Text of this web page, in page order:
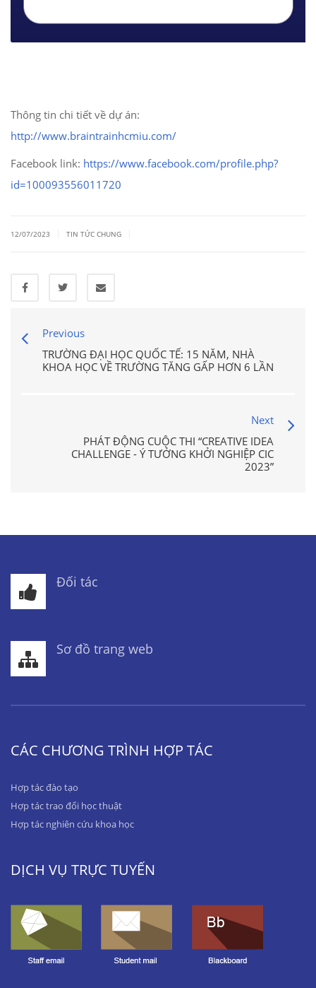
Thông tin chi tiết về dự án:
http://www.braintrainhcmiu.com/
Facebook link: https://www.facebook.com/profile.php?
id=100093556011720
12/07/2023 TIN TỨC CHUNG
Previous
TRƯỜNG ĐẠI HỌC QUỐC TẾ: 15 NĂM, NHÀ
KHOA HỌC VỀ TRƯỜNG TĂNG GẤP HƠN 6 LẦN
Next
PHÁT ĐỘNG CUỘC THI “CREATIVE IDEA
CHALLENGE - Ý TƯỞNG KHỞI NGHIỆP CIC
2023”
Đối tác
Sơ đồ trang web
CÁC CHƯƠNG TRÌNH HỢP TÁC
Hợp tác đào tạo
Hợp tác trao đổi học thuật
Hợp tác nghiên cứu khoa học
DỊCH VỤ TRỰC TUYẾN